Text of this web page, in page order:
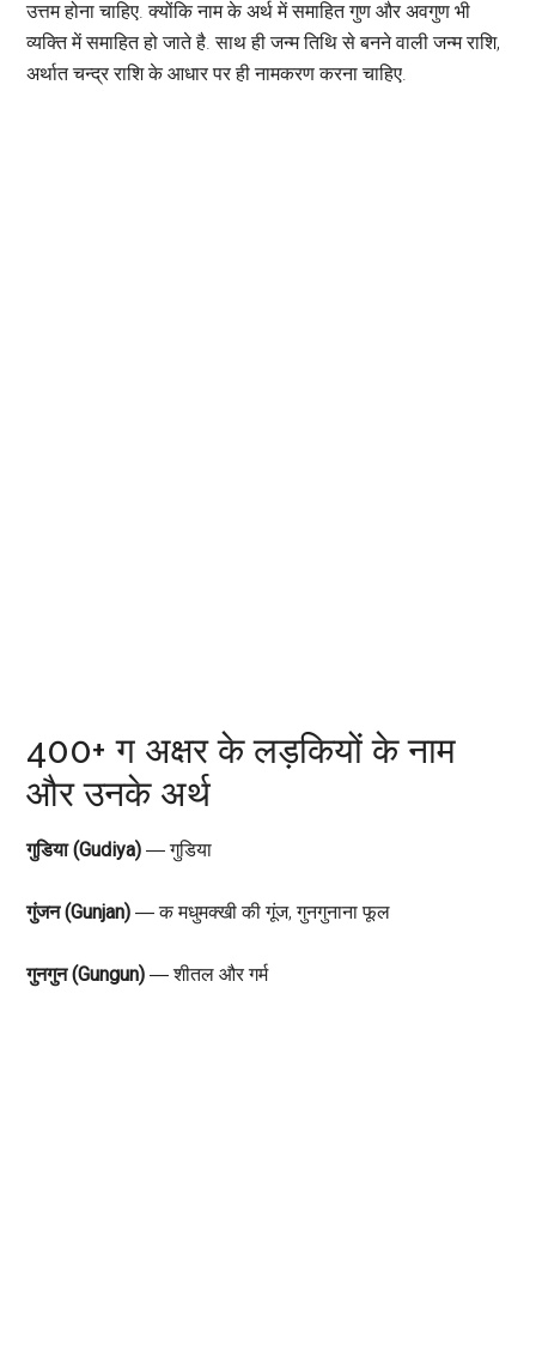
उत्तम होना चाहिए. क्योंकि नाम के अर्थ में समाहित गुण और अवगुण भी
व्यक्ति में समाहित हो जाते है. साथ ही जन्म तिथि से बनने वाली जन्म राशि,
अर्थात चन्द्र राशि के आधार पर ही नामकरण करना चाहिए.
400+ ग अक्षर के लड़कियों के नाम
और उनके अर्थ
गुडिया (Gudiya) ― गुडिया
गुंजन (Gunjan) ― क मधुमक्खी की गूंज, गुनगुनाना फूल
गुनगुन (Gungun) ― शीतल और गर्म